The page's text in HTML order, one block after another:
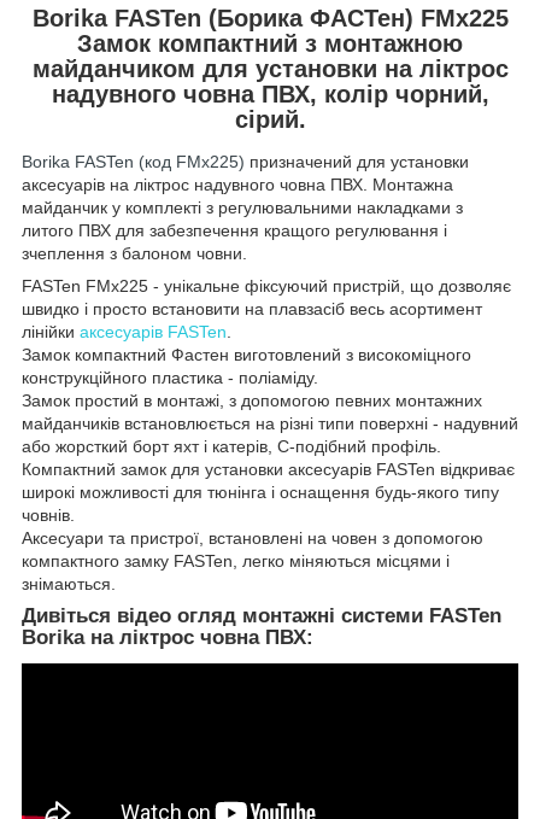
Borika FASTen (Борика ФАСТен) FMx225
Замок компактний з монтажною
майданчиком для установки на ліктрос
надувного човна ПВХ, колір чорний,
сірий.
Borika FASTen (код FMx225) призначений для установки
аксесуарів на ліктрос надувного човна ПВХ. Монтажна
майданчик у комплекті з регулювальними накладками з
литого ПВХ для забезпечення кращого регулювання і
зчеплення з балоном човни.
FASTen FMx225 - унікальне фіксуючий пристрій, що дозволяє
швидко і просто встановити на плавзасіб весь асортимент
лінійки аксесуарів FASTen.
Замок компактний Фастен виготовлений з високоміцного
конструкційного пластика - поліаміду.
Замок простий в монтажі, з допомогою певних монтажних
майданчиків встановлюється на різні типи поверхні - надувний
або жорсткий борт яхт і катерів, C-подібний профіль.
Компактний замок для установки аксесуарів FASTen відкриває
широкі можливості для тюнінга і оснащення будь-якого типу
човнів.
Аксесуари та пристрої, встановлені на човен з допомогою
компактного замку FASTen, легко міняються місцями і
знімаються.
Дивіться відео огляд монтажні системи FASTen
Borika на ліктрос човна ПВХ: